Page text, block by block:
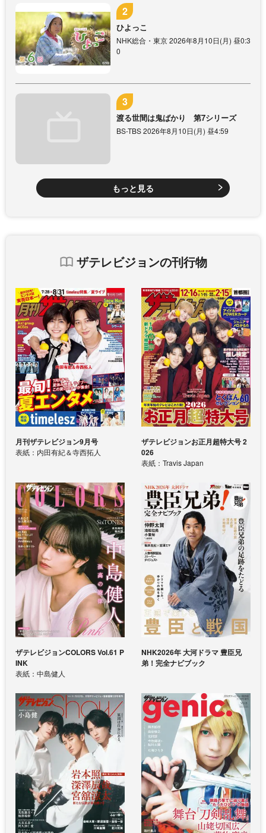
ひよっこ
NHK総合・東京 2026年8月10日(月) 昼0:3
0
渡る世間は鬼ばかり 第7シリーズ
BS-TBS 2026年8月10日(月) 昼4:59
もっと見る
ザテレビジョンの刊行物
月刊ザテレビジョン9月号
表紙：内田有紀＆寺西拓人
ザテレビジョンお正月超特大号 2
026
表紙：Travis Japan
ザテレビジョンCOLORS Vol.61 P
INK
表紙：中島健人
NHK2026年 大河ドラマ 豊臣兄
弟！完全ナビブック